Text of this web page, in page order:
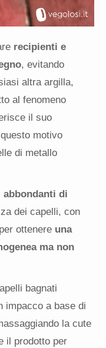
recipienti e
, evitando
altra argilla,
al fenomeno
il suo
motivo
di metallo
abbondanti di
dei capelli, con
ottenere una
ma non
bagnati
impacco a base di
la cute
il prodotto per